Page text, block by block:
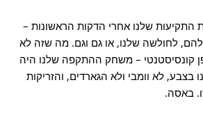
התקיעות שלנו אחרי הדקות הראשונות –
לחולשה שלנו, או גם וגם. מה שזה לא
קונסיסטנטי – משחק ההתקפה שלנו היה
לא וומבי ולא הגארדים, והזריקות
באסה.